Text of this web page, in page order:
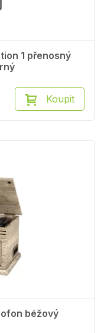
1 přenosný
Koupit
béžový